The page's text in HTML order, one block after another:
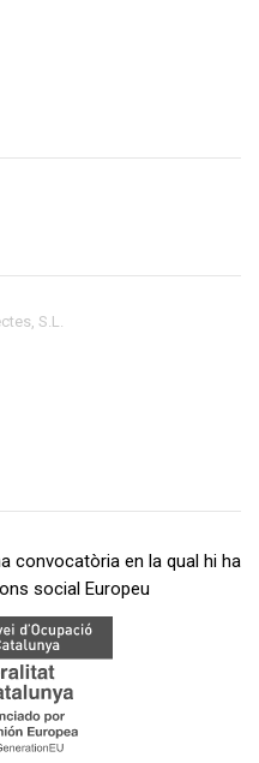
S.L.
convocatòria en la qual hi ha
social Europeu